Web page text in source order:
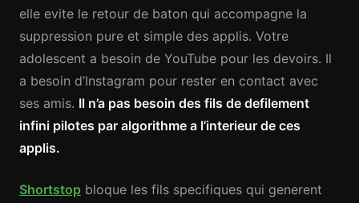
elle evite le retour de baton qui accompagne la
suppression pure et simple des applis. Votre
adolescent a besoin de YouTube pour les devoirs. Il
a besoin d’Instagram pour rester en contact avec
ses amis. Il n’a pas besoin des fils de defilement
infini pilotes par algorithme a l’interieur de ces
applis.
Shortstop bloque les fils specifiques qui generent